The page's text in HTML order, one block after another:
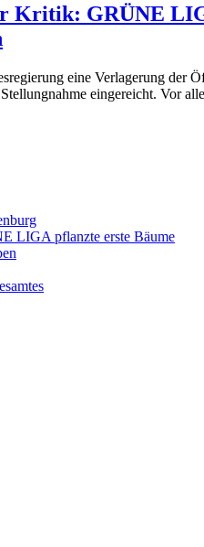
Kritik: GRÜNE
eine Verlagerung
eingereicht. Vor
LIGA pflanzte erste Bäume